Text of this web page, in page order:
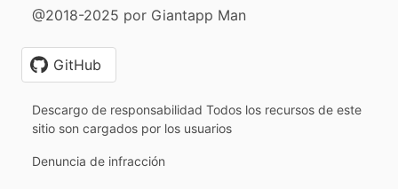
@2018-2025 por Giantapp Man
GitHub
Descargo de responsabilidad Todos los recursos de este
sitio son cargados por los usuarios
Denuncia de infracción